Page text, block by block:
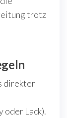
trotz
direkter
oder Lack).